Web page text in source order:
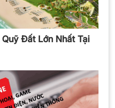
Đất Lớn Nhất Tại